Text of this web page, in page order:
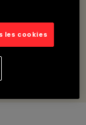
les cookies